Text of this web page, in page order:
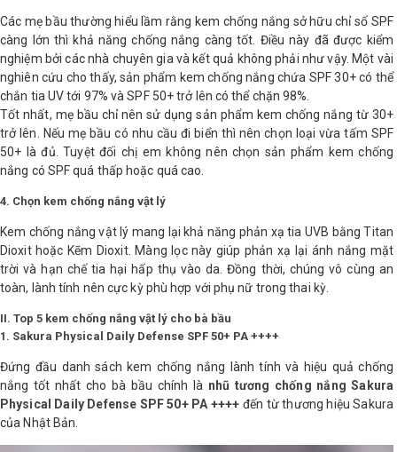
Shop All Brand A-
Z
Các mẹ bầu thường hiểu lầm rằng kem chống nắng sở hữu chỉ số SPF
càng lớn thì khả năng chống nắng càng tốt. Điều này đã được kiểm
nghiệm bởi các nhà chuyên gia và kết quả không phải như vậy. Một vài
nghiên cứu cho thấy, sản phẩm kem chống nắng chứa SPF 30+ có thể
chắn tia UV tới 97% và SPF 50+ trở lên có thể chặn 98%.
Tốt nhất, mẹ bầu chỉ nên sử dụng sản phẩm kem chống nắng từ 30+
trở lên. Nếu mẹ bầu có nhu cầu đi biển thì nên chọn loại vừa tấm SPF
50+ là đủ. Tuyệt đối chị em không nên chọn sản phẩm kem chống
nắng có SPF quá thấp hoặc quá cao.
4. Chọn kem chống nắng vật lý
Kem chống nắng vật lý mang lại khả năng phản xạ tia UVB bằng Titan
Dioxit hoặc Kẽm Dioxit. Màng lọc này giúp phản xạ lại ánh nắng mặt
trời và hạn chế tia hại hấp thụ vào da. Đồng thời, chúng vô cùng an
toàn, lành tính nên cực kỳ phù hợp với phụ nữ trong thai kỳ.
II. Top 5 kem chống nắng vật lý cho bà bầu
1. Sakura Physical Daily Defense SPF 50+ PA ++++
Đứng đầu danh sách kem chống nắng lành tính và hiệu quả chống
nắng tốt nhất cho bà bầu chính là nhũ tương chống nắng Sakura
Physical Daily Defense SPF 50+ PA ++++ đến từ thương hiệu Sakura
của Nhật Bản.